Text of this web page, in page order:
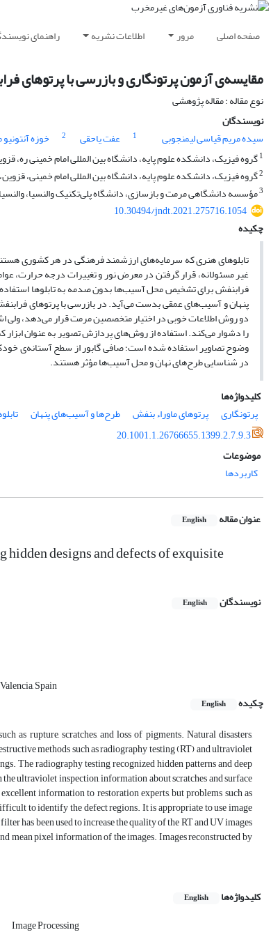
صفحه اصلی مرور اطلاعات نشریه راهنمای
مقایسه‌ی آزمون‌ پرتونگاری و بازرسی با
نوع مقاله : مقاله پژوهشی
نویسندگان
سیده مریم قیاسی لیمنجوبی
1 عفت یاحقی 2 خوزه
1گروه فیزیک، دانشکده علوم پایه، دانشگاه بین المللی امام خمینی ره،
2گروه فیزیک، دانشکده علوم پایه، دانشگاه بین المللی امام خمینی،
3مؤسسه دانشگاهی مرمت و بازسازی، دانشگاه پلی‌تکنیک والنسیا،
10.30494/jndt.2021.275716.1054
چکیده
تابلوهای هنری که سرمایه‌های ارزشمند فرهنگی در هر کشوری
غیر مسئولانه، قرار گرفتن در معرض نور و تغییرات درجه حرارت،
فرابنفش برای تشخیص محل آسیب‌ها بدون صدمه به تابلوها استفاده
پنهان و آسیب‌های عمقی بدست می‌آید. در بازرسی با پرتوهای
دو روش اطلاعات خوبی در اختیار متخصصین مرمت قرار می‌دهد،
را دشوار می‌کند. استفاده از روش‌های پردازش تصویر به‌ عنوان
وضوح تصاویر استفاده شده است؛ صافی ‌گابور از سطح آستانه‌ی
در شناسایی طرح‌های نهان و محل آسیب‌ها مؤثر هستند.
کلیدواژه‌ها
پرتونگاری
پرتوهای ماوراء بنفش طرح‌ها و آسیب‌های پنهان
20.1001.1.26766655.1399.2.7.9.3
موضوعات
کاربردها
عنوان مقاله English
designs and defects of exquisite
نویسندگان English
Spain
چکیده
English
as rupture, scratches, and loss of pigments. Natural disasters,
methods such as radiography testing (RT) and ultraviolet
The radiography testing recognized hidden patterns and deep
ultraviolet inspection, information about scratches and surface
information to restoration experts, but problems such as
to identify the defect regions. It is appropriate to use image
has been used to increase the quality of the RT and UV images
mean pixel information of the images. Images reconstructed by
کلیدواژه‌ها English
Image Processing